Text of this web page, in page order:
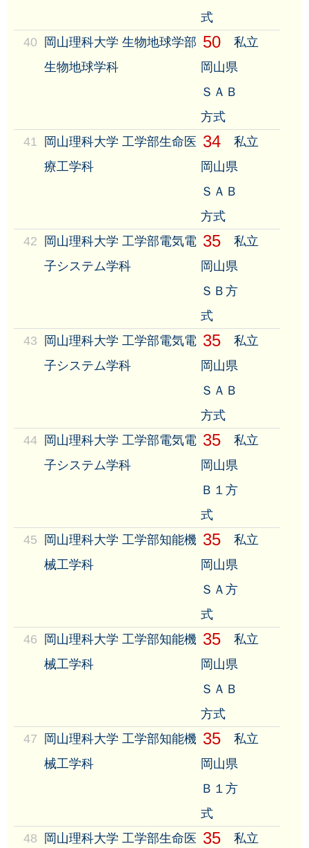
式
40
岡山理科大学 生物地球学部
生物地球学科
50
私立
岡山県
ＳＡＢ
方式
41
岡山理科大学 工学部生命医
療工学科
34
私立
岡山県
ＳＡＢ
方式
42
岡山理科大学 工学部電気電
子システム学科
35
私立
岡山県
ＳＢ方
式
43
岡山理科大学 工学部電気電
子システム学科
35
私立
岡山県
ＳＡＢ
方式
44 岡山理科大学 工学部電気電
子システム学科
35
私立
岡山県
Ｂ１方
式
45
岡山理科大学 工学部知能機
械工学科
35
私立
岡山県
ＳＡ方
式
46
岡山理科大学 工学部知能機
械工学科
35
私立
岡山県
ＳＡＢ
方式
47
岡山理科大学 工学部知能機
械工学科
35
私立
岡山県
Ｂ１方
式
48
岡山理科大学 工学部生命医 35 私立